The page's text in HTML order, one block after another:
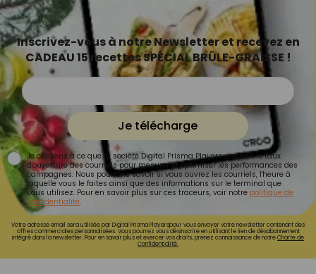
Inscrivez-vous à notre Newsletter et recevez en
CADEAU 15 recettes SPÉCIAL BRÛLE-GRAISSE !
Je télécharge
Je consens à ce que la société Digital Prisma Players analyse le taux
d'ouverture des courriels pour mesurer et optimiser les performances des
campagnes. Nous pourrons savoir si vous ouvrez les courriels, l'heure à
laquelle vous le faites ainsi que des informations sur le terminal que
vous utilisez. Pour en savoir plus sur ces traceurs, voir notre politique de
confidentialité.
Votre adresse email sera utilisée par Digital Prisma Playerspour vous envoyer votre newsletter contenant des
offres commerciales personnalisées. Vous pourrez vous désinscrire en utilisant le lien de désabonnement
intégré dans la newsletter. Pour en savoir plus et exercer vos droits, prenez connaissance de notreCharte de
Confidentialité.